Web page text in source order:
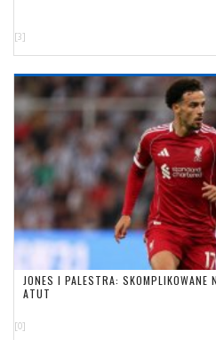
[3]
JONES I PALESTRA: SKOMPLIKOWANE
ATUT
[0]